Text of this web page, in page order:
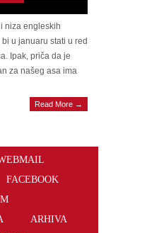
niza engleskih
u januaru stati u red
Ipak, priča da je
za našeg asa ima
Read More →
FACEBOOK
ARHIVA